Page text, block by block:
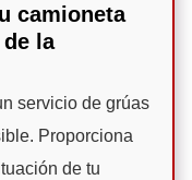
camioneta
la
servicio de grúas
Proporciona
de tu